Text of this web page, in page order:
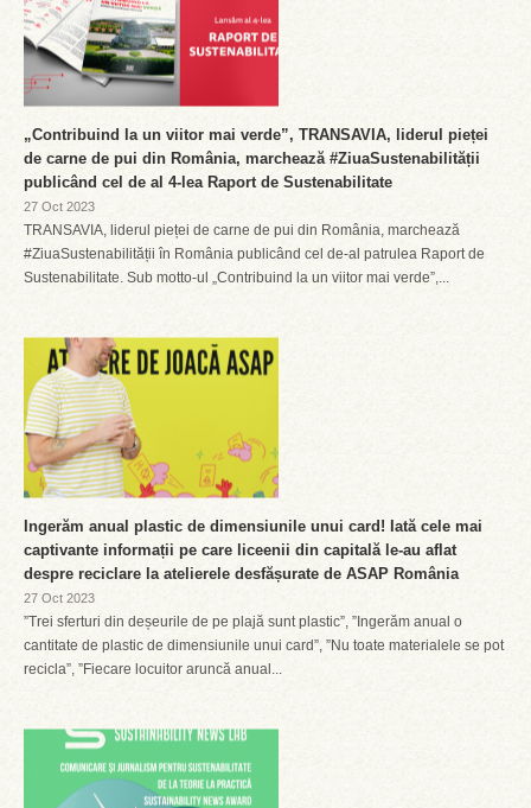
„Contribuind la un viitor mai verde”, TRANSAVIA, liderul pieței
de carne de pui din România, marchează #ZiuaSustenabilității
publicând cel de al 4-lea Raport de Sustenabilitate
27 Oct 2023
TRANSAVIA, liderul pieței de carne de pui din România, marchează
#ZiuaSustenabilității în România publicând cel de-al patrulea Raport de
Sustenabilitate. Sub motto-ul „Contribuind la un viitor mai verde”,...
Ingerăm anual plastic de dimensiunile unui card! Iată cele mai
captivante informații pe care liceenii din capitală le-au aflat
despre reciclare la atelierele desfășurate de ASAP România
27 Oct 2023
”Trei sferturi din deșeurile de pe plajă sunt plastic”, ”Ingerăm anual o
cantitate de plastic de dimensiunile unui card”, ”Nu toate materialele se pot
recicla”, ”Fiecare locuitor aruncă anual...